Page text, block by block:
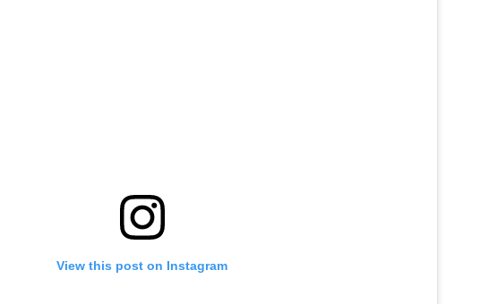
View this post on Instagram